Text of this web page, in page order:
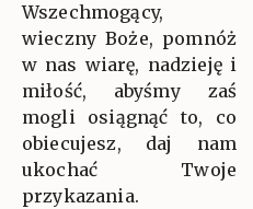
Wszechmogący,
wieczny Boże, pomnóż
w nas wiarę, nadzieję i
miłość, abyśmy zaś
mogli osiągnąć to, co
obiecujesz, daj nam
ukochać Twoje
przykazania.